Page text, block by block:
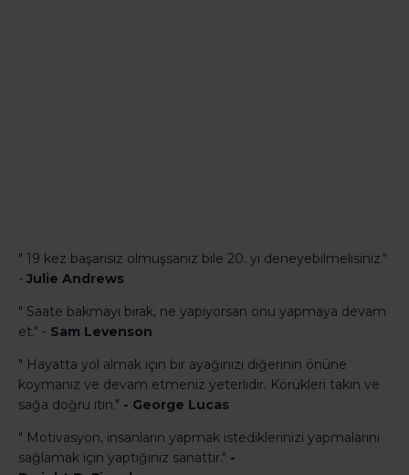
" 19 kez başarısız olmuşsanız bile 20. yi deneyebilmelisiniz."
- Julie Andrews
" Saate bakmayı bırak, ne yapıyorsan onu yapmaya devam
et." - Sam Levenson
" Hayatta yol almak için bir ayağınızı diğerinin önüne
koymanız ve devam etmeniz yeterlidir. Körükleri takın ve
sağa doğru itin." - George Lucas
" Motivasyon, insanların yapmak istediklerinizi yapmalarını
sağlamak için yaptığınız sanattır." -